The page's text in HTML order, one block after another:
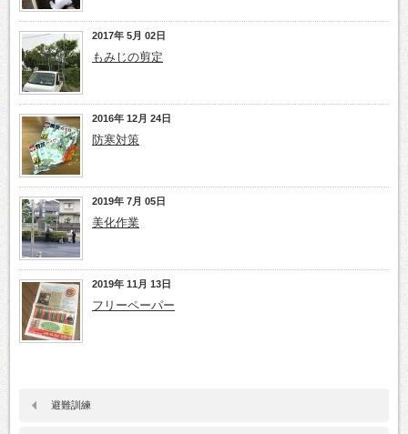
2017年 5月 02日
もみじの剪定
2016年 12月 24日
防寒対策
2019年 7月 05日
美化作業
2019年 11月 13日
フリーペーパー
避難訓練